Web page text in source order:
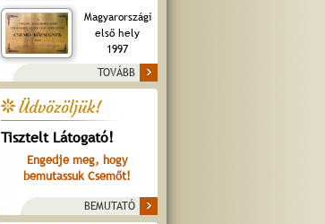
Magyarországi
első hely
1997
TOVÁBB
Üdvözöljük!
Tisztelt Látogató!
Engedje meg, hogy
bemutassuk Csemőt!
BEMUTATÓ